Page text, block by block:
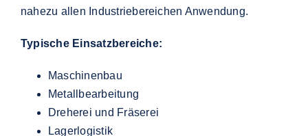
nahezu allen Industriebereichen Anwendung.
Typische Einsatzbereiche:
Maschinenbau
Metallbearbeitung
Dreherei und Fräserei
Lagerlogistik